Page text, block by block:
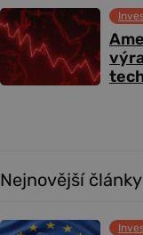
Nejnovější články